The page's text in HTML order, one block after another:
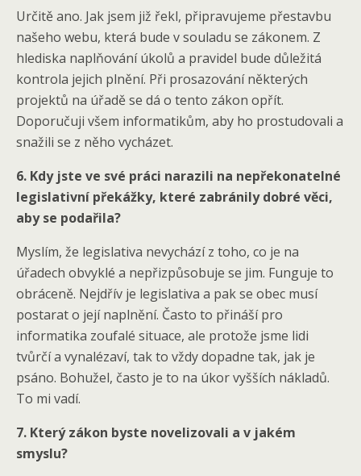
Určitě ano. Jak jsem již řekl, připravujeme přestavbu
našeho webu, která bude v souladu se zákonem. Z
hlediska naplňování úkolů a pravidel bude důležitá
kontrola jejich plnění. Při prosazování některých
projektů na úřadě se dá o tento zákon opřít.
Doporučuji všem informatikům, aby ho prostudovali a
snažili se z něho vycházet.
6. Kdy jste ve své práci narazili na nepřekonatelné
legislativní překážky, které zabránily dobré věci,
aby se podařila?
Myslím, že legislativa nevychází z toho, co je na
úřadech obvyklé a nepřizpůsobuje se jim. Funguje to
obráceně. Nejdřív je legislativa a pak se obec musí
postarat o její naplnění. Často to přináší pro
informatika zoufalé situace, ale protože jsme lidi
tvůrčí a vynalézaví, tak to vždy dopadne tak, jak je
psáno. Bohužel, často je to na úkor vyšších nákladů.
To mi vadí.
7. Který zákon byste novelizovali a v jakém
smyslu?